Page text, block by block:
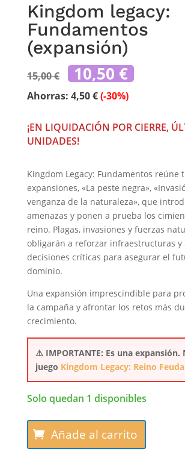
Kingdom legacy:
Fundamentos
(expansión)
15,00€ El
precio
original
era:
10,50 € El
precio
Ahorras: 4,50€(-30%)
¡EN LIQUIDACIÓN POR CIERRE,
UNIDADES!
Kingdom Legacy: Fundamentos reúne
expansiones, «La peste negra»,
venganza de la naturaleza», que
amenazas y ponen a prueba los
reino. Plagas, invasiones y fuerzas
obligarán a reforzar infraestructuras y
decisiones críticas para asegurar el
dominio.
Una expansión imprescindible para
la campaña y afrontar los retos más
crecimiento.
⚠️ IMPORTANTE: Es una expansión.
juego Kingdom Legacy: Reino
Solo quedan 1 disponibles
Kingdom
legacy:Añade al carrito